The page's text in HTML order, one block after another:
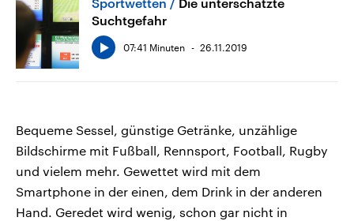
Suchtgefahr
07:41 Minuten 26.11.2019
Bequeme Sessel, günstige Getränke, unzählige
Bildschirme mit Fußball, Rennsport, Football, Rugby
und vielem mehr. Gewettet wird mit dem
Smartphone in der einen, dem Drink in der anderen
Hand. Geredet wird wenig, schon gar nicht in